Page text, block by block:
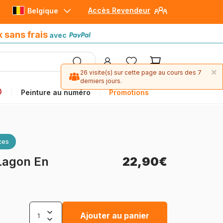
Accès Revendeur
Belgique
sans frais avec
Peinture au numéro Promotions
En
22,90€
Ajouter au panier
×
26 visite(s) sur cette page au cours des 7
derniers jours.